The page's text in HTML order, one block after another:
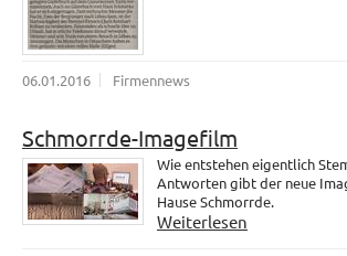
06.01.2016 Firmennews
Schmorrde-Imagefilm
Wie entstehen eigentlich
Antworten gibt der neue
Hause Schmorrde.
Weiterlesen